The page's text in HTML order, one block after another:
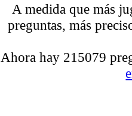
A medida que más
preguntas, más
Ahora hay 215079